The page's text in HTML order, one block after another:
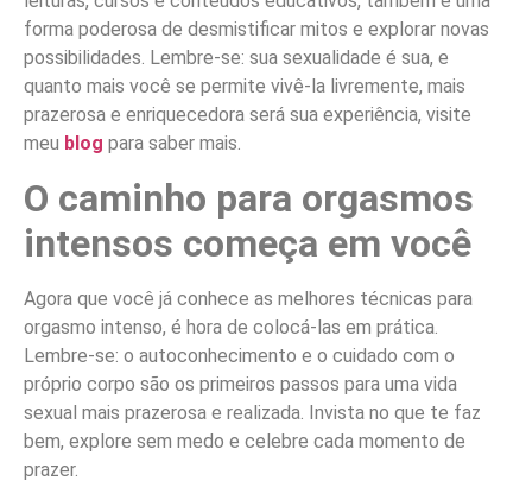
forma poderosa de desmistificar mitos e explorar novas
possibilidades. Lembre-se: sua sexualidade é sua, e
quanto mais você se permite vivê-la livremente, mais
prazerosa e enriquecedora será sua experiência, visite
meu blog para saber mais.
O caminho para orgasmos
intensos começa em você
Agora que você já conhece as melhores técnicas para
orgasmo intenso, é hora de colocá-las em prática.
Lembre-se: o autoconhecimento e o cuidado com o
próprio corpo são os primeiros passos para uma vida
sexual mais prazerosa e realizada. Invista no que te faz
bem, explore sem medo e celebre cada momento de
prazer.